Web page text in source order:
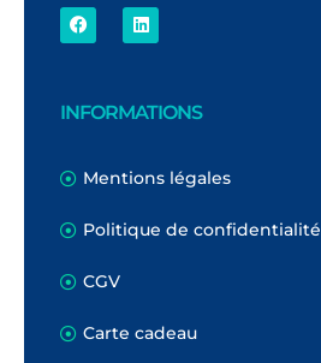
INFORMATIONS
Mentions légales
Politique de confidentialité
CGV
Carte cadeau